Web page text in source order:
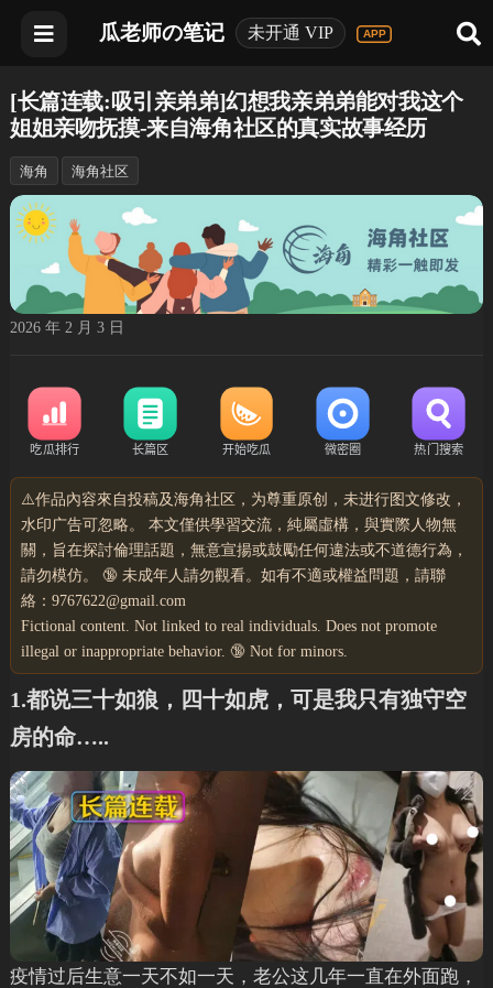
瓜老师の笔记 未开通 VIP
[长篇连载:吸引亲弟弟]幻想我亲弟弟能对我这个
姐姐亲吻抚摸-来自海角社区的真实故事经历
海角 海角社区
2026 年 2 月 3 日
⚠️作品內容來自投稿及海角社区，为尊重原创，未进行图文修改，
水印广告可忽略。 本文僅供學習交流，純屬虛構，與實際人物無
關，旨在探討倫理話題，無意宣揚或鼓勵任何違法或不道德行為，
請勿模仿。 🔞 未成年人請勿觀看。如有不適或權益問題，請聯
絡：9767622@gmail.com
Fictional content. Not linked to real individuals. Does not promote
illegal or inappropriate behavior. 🔞 Not for minors.
1.都说三十如狼，四十如虎，可是我只有独守空
房的命…..
疫情过后生意一天不如一天，老公这几年一直在外面跑，